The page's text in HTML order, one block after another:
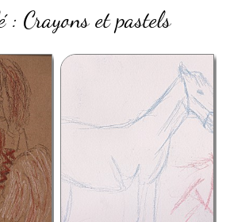
: Crayons et pastels